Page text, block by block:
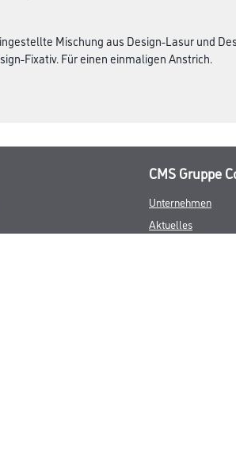
Mischung aus Design-Lasur und
Fixativ. Für einen einmaligen Anstrich.
CMS Gruppe
Unternehmen
Aktuelles